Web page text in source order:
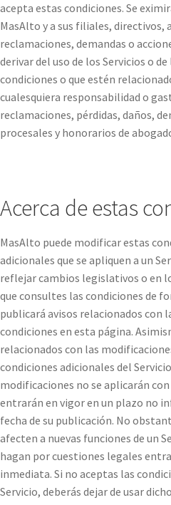
acepta estas condiciones. Se
MasAlto y a sus filiales, directivos,
reclamaciones, demandas o
derivar del uso de los Servicios o
condiciones o que estén
cualesquiera responsabilidad o
reclamaciones, pérdidas, daños,
procesales y honorarios de
Acerca de estas
MasAlto puede modificar estas
adicionales que se apliquen a un
reflejar cambios legislativos o en
que consultes las condiciones de
publicará avisos relacionados con
condiciones en esta página.
relacionados con las
condiciones adicionales del
modificaciones no se aplicarán
entrarán en vigor en un plazo no
fecha de su publicación. No
afecten a nuevas funciones de un
hagan por cuestiones legales
inmediata. Si no aceptas las
Servicio, deberás dejar de usar